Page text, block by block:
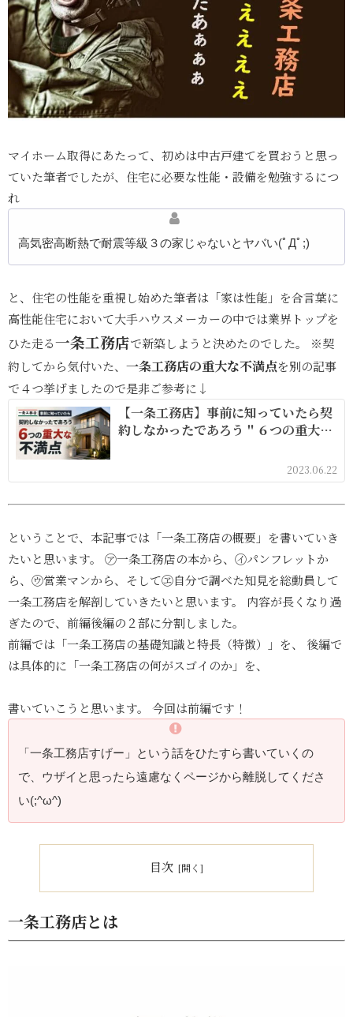
マイホーム取得にあたって、初めは中古戸建てを買おうと思っ
ていた筆者でしたが、住宅に必要な性能・設備を勉強するにつ
れ
高気密高断熱で耐震等級３の家じゃないとヤバい(ﾟДﾟ;)
と、住宅の性能を重視し始めた筆者は「家は性能」を合言葉に
高性能住宅において大手ハウスメーカーの中では業界トップを
ひた走る一条工務店で新築しようと決めたのでした。 ※契
約してから気付いた、 一条工務店の重大な不満点を別の記事
で４つ挙げましたので是非ご参考に↓
【一条工務店】事前に知っていたら契
約しなかったであろう＂６つの重大な
2023.06.22
ということで、本記事では「一条工務店の概要」を書いていき
たいと思います。 ㋐一条工務店の本から、㋑パンフレットか
ら、㋒営業マンから、そして㋽自分で調べた知見を総動員して
一条工務店を解剖していきたいと思います。 内容が長くなり過
ぎたので、前編後編の２部に分割しました。
前編では「一条工務店の基礎知識と特長（特徴）」を、 後編で
は具体的に「一条工務店の何がスゴイのか」を、
書いていこうと思います。 今回は前編です！
「一条工務店すげー」という話をひたすら書いていくの
で、ウザイと思ったら遠慮なくページから離脱してくださ
い(;^ω^)
目次
一条工務店とは